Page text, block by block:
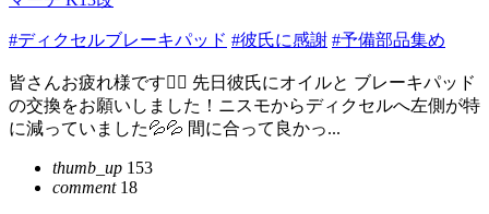
#ディクセルブレーキパッド #彼氏に感謝 #予備部品集め
皆さんお疲れ様です🙇‍♀️ 先日彼氏にオイルと ブレーキパッド
の交換をお願いしました！ニスモからディクセルへ左側が特
に減っていました💦💦 間に合って良かっ...
thumb_up 153
comment18